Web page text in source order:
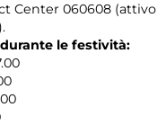
Center 060608 (attivo
le festività: